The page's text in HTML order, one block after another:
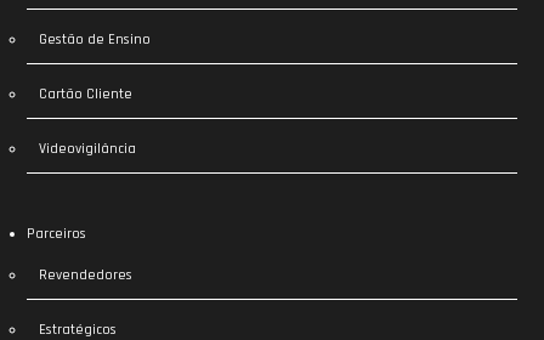
Gestão de Ensino
Cartão Cliente
Videovigilância
Parceiros
Revendedores
Estratégicos